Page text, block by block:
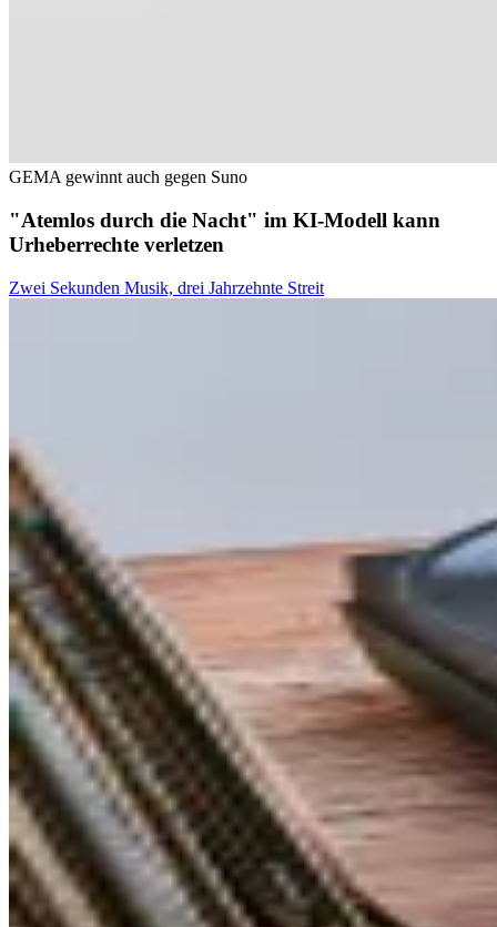
GEMA gewinnt auch gegen Suno
"Atemlos durch die Nacht" im KI-Modell kann
Urheberrechte verletzen
Zwei Sekunden Musik, drei Jahrzehnte Streit